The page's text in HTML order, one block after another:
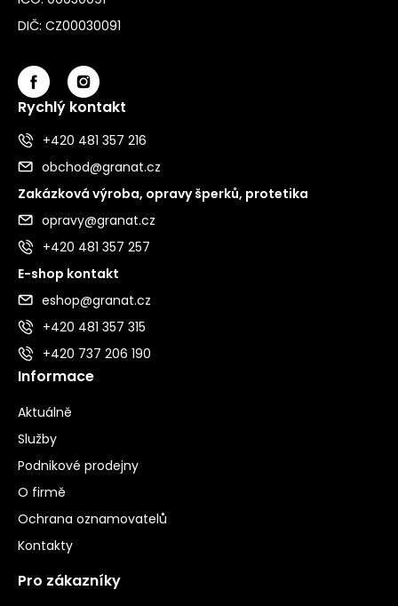
DIČ: CZ00030091
Rychlý kontakt
+420 481 357 216
obchod@granat.cz
Zakázková výroba, opravy šperků, protetika
opravy@granat.cz
+420 481 357 257
E-shop kontakt
eshop@granat.cz
+420 481 357 315
+420 737 206 190
Informace
Aktuálně
Služby
Podnikové prodejny
O firmě
Ochrana oznamovatelů
Kontakty
Pro zákazníky